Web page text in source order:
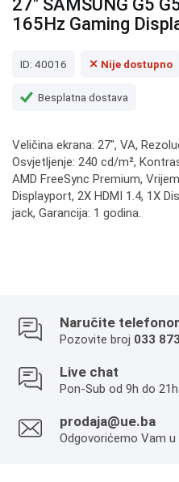
27" SAMSUNG G5
165Hz Gaming
ID: 40016 ✕ Nije dostupno
Besplatna dostava
Veličina ekrana: 27", VA,
Osvjetljenje: 240 cd/m²,
AMD FreeSync Premium,
Displayport, 2X HDMI 1.4, 1X
jack, Garancija: 1 godina.
Naručite
Pozovite broj 033
Live chat
Pon-Sub od 9h do 21h
prodaja@ue.ba
Odgovorićemo Vam